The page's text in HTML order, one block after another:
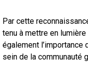
Par cette
tenu à mettre en
également l’importance
sein de la communauté